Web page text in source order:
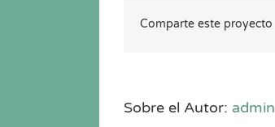
Comparte este proyecto
Sobre el Autor: admin